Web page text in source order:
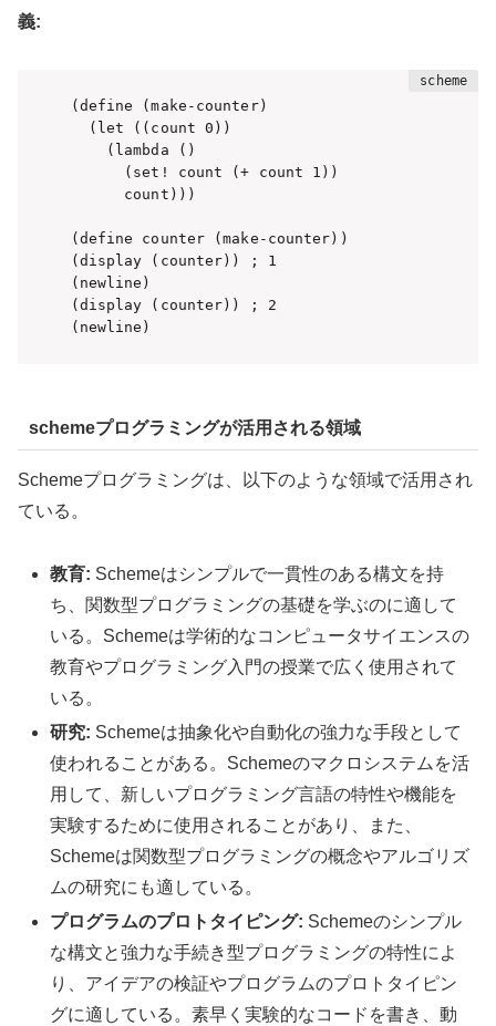
義:
(define (make-counter)
  (let ((count 0))
    (lambda ()
      (set! count (+ count 1))
      count)))
(define counter (make-counter))
(display (counter)) ; 1
(newline)
(display (counter)) ; 2
(newline)
schemeプログラミングが活用される領域
Schemeプログラミングは、以下のような領域で活用され
ている。
教育: Schemeはシンプルで一貫性のある構文を持
ち、関数型プログラミングの基礎を学ぶのに適して
いる。Schemeは学術的なコンピュータサイエンスの
教育やプログラミング入門の授業で広く使用されて
いる。
研究: Schemeは抽象化や自動化の強力な手段として
使われることがある。Schemeのマクロシステムを活
用して、新しいプログラミング言語の特性や機能を
実験するために使用されることがあり、また、
Schemeは関数型プログラミングの概念やアルゴリズ
ムの研究にも適している。
プログラムのプロトタイピング: Schemeのシンプル
な構文と強力な手続き型プログラミングの特性によ
り、アイデアの検証やプログラムのプロトタイピン
グに適している。素早く実験的なコードを書き、動